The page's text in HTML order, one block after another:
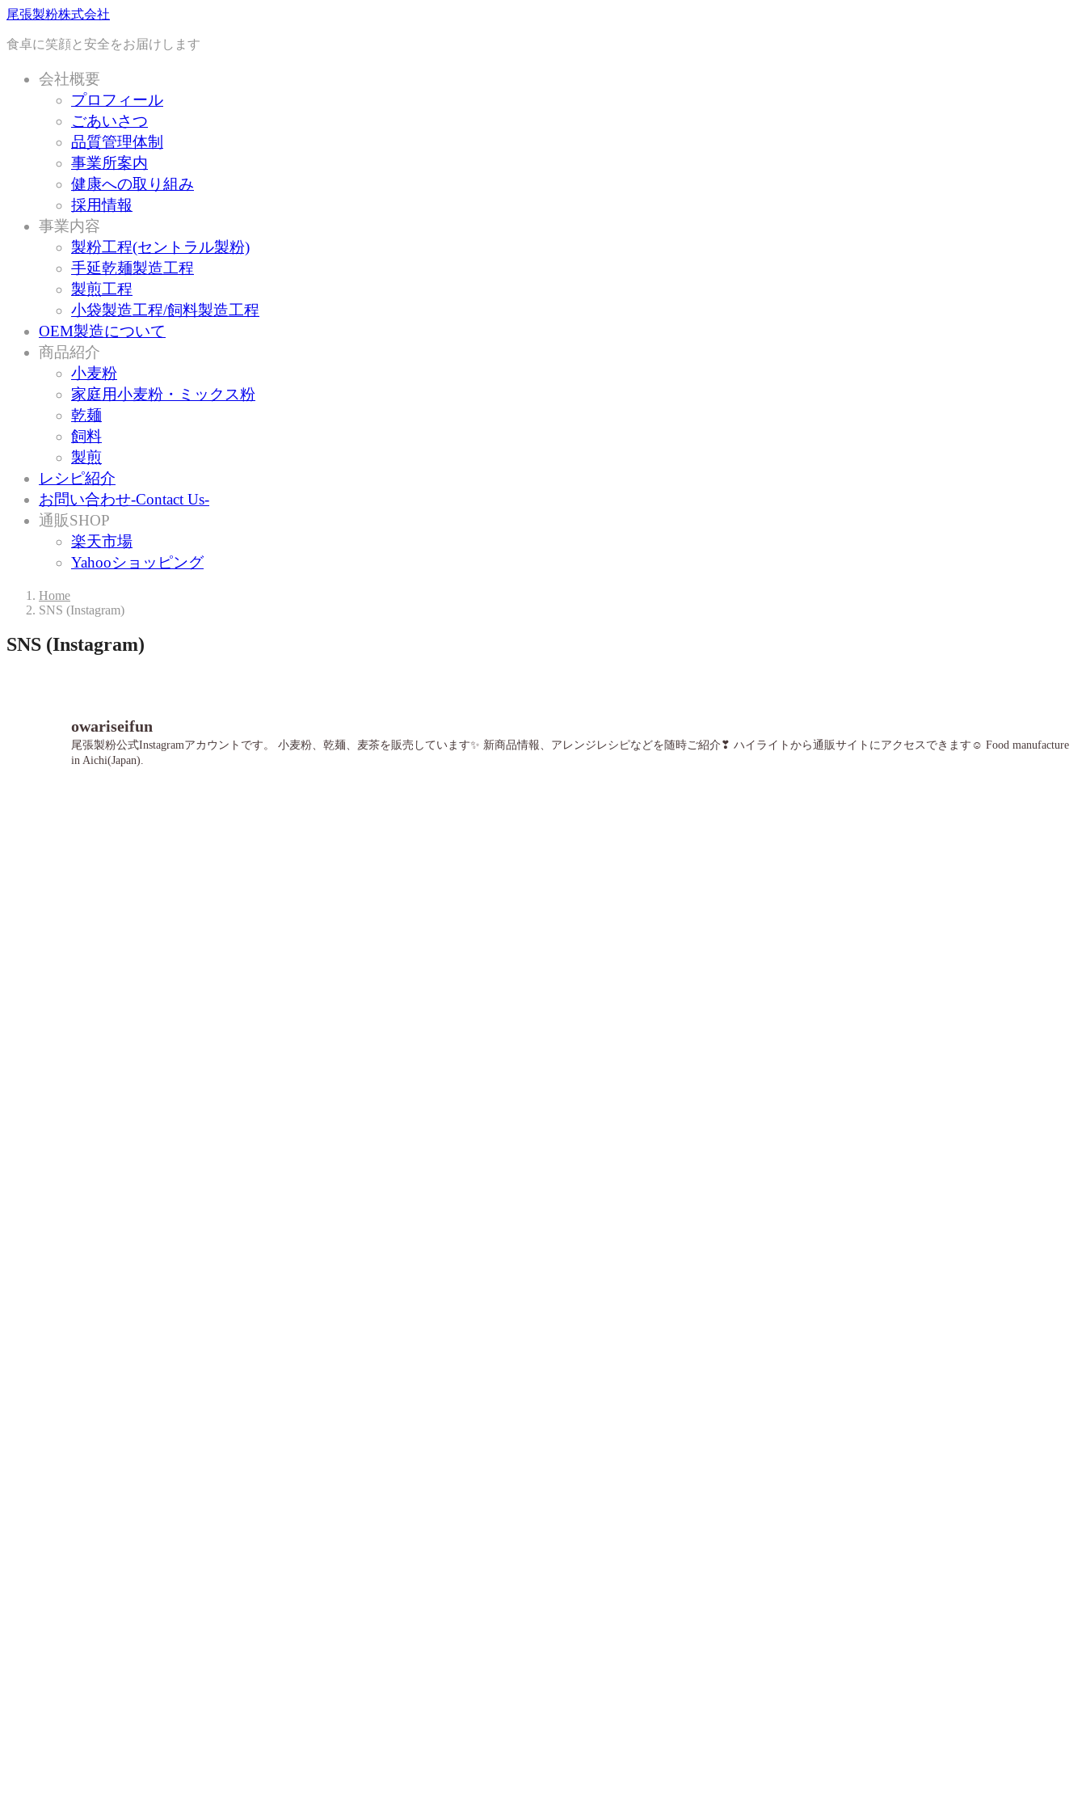
Skip
content
尾張製粉株式会社
食卓に笑顔と安全をお届けします
会社概要
プロフィール
ごあいさつ
品質管理体制
事業所案内
健康への取り組み
採用情報
事業内容
製粉工程(セントラル製粉)
手延乾麺製造工程
製煎工程
小袋製造工程/飼料製造工程
OEM製造について
商品紹介
小麦粉
家庭用小麦粉・ミックス粉
乾麺
飼料
製煎
レシピ紹介
お問い合わせ-Contact Us-
通販SHOP
楽天市場
Yahooショッピング
Home
SNS (Instagram)
SNS (Instagram)
owariseifun
尾張製粉公式Instagramアカウントです。 小麦粉、乾麺、麦茶を販売しています✨ 新商品情報、アレンジレシピなどを随時ご紹介❣ ハイライトから通販サイトにアクセスできます☺ Food manufacture
in Aichi(Japan).